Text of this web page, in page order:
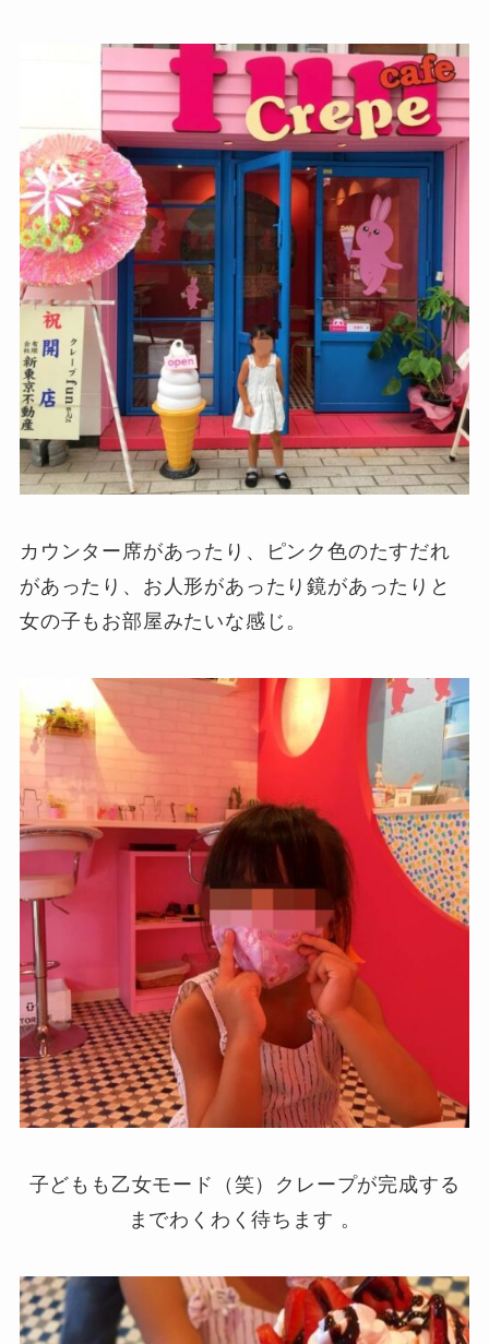
カウンター席があったり、ピンク色のたすだれ
があったり、お人形があったり鏡があったりと
女の子もお部屋みたいな感じ。
子どもも乙女モード（笑）クレープが完成する
までわくわく待ちます 。